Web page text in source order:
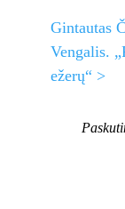
Gintautas
Vengalis.
ežerų“ >